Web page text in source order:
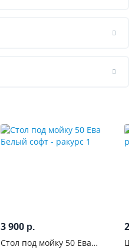
3 900 р.
Стол под мойку 50 Ева
2